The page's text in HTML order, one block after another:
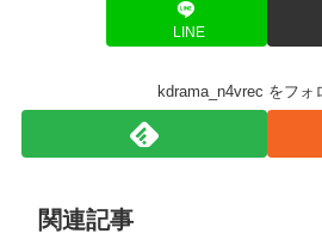
LINE
kdrama_n4vrec をフォ
関連記事